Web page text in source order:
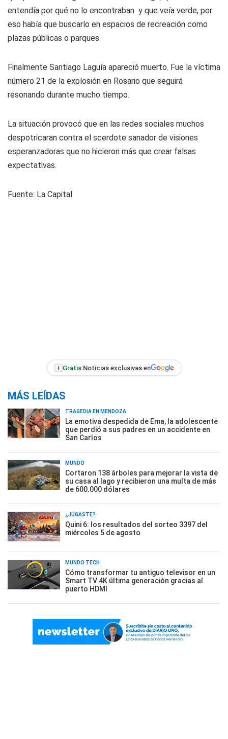
entendía por qué no lo encontraban y que veía verde, por
eso había que buscarlo en espacios de recreación como
plazas públicas o parques.
Finalmente Santiago Laguía apareció muerto. Fue la víctima
número 21 de la explosión en Rosario que seguirá
resonando durante mucho tiempo.
La situación provocó que en las redes sociales muchos
despotricaran contra el scerdote sanador de visiones
esperanzadoras que no hicieron más que crear falsas
expectativas.
Fuente: La Capital
+ Gratis:Noticias exclusivas en
MÁS LEÍDAS
TRAGEDIA EN MENDOZA
La emotiva despedida de Ema, la adolescente
que perdió a sus padres en un accidente en
San Carlos
MUNDO
Cortaron 138 árboles para mejorar la vista de
su casa al lago y recibieron una multa de más
de 600.000 dólares
¿JUGASTE?
Quini 6: los resultados del sorteo 3397 del
miércoles 5 de agosto
MUNDO TECH
Cómo transformar tu antiguo televisor en un
Smart TV 4K última generación gracias al
puerto HDMI